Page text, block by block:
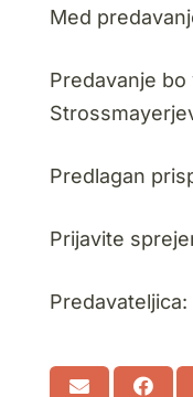
Med
Predavanje
Predlagan
Prijavite
Predavateljica: